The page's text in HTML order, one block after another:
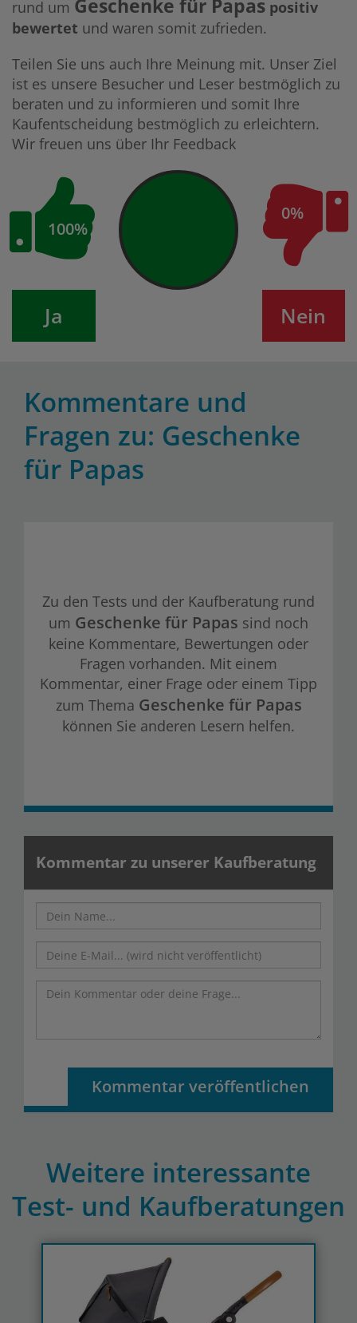
rund um Geschenke für Papas positiv
bewertet und waren somit zufrieden.
Teilen Sie uns auch Ihre Meinung mit. Unser Ziel
ist es unsere Besucher und Leser bestmöglich zu
beraten und zu informieren und somit Ihre
Kaufentscheidung bestmöglich zu erleichtern.
Wir freuen uns über Ihr Feedback
100%
0%
Ja Nein
Kommentare und
Fragen zu: Geschenke
für Papas
Zu den Tests und der Kaufberatung rund
um Geschenke für Papas sind noch
keine Kommentare, Bewertungen oder
Fragen vorhanden. Mit einem
Kommentar, einer Frage oder einem Tipp
zum Thema Geschenke für Papas
können Sie anderen Lesern helfen.
Kommentar zu unserer Kaufberatung
Kommentar veröffentlichen
Weitere interessante
Test- und Kaufberatungen
Previous